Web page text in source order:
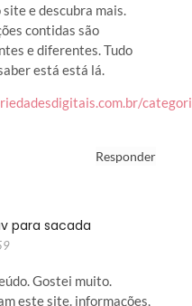
e descubra mais.
contidas são
e diferentes. Tudo
está está lá.
Responder
para sacada
Gostei muito.
este site. informações,